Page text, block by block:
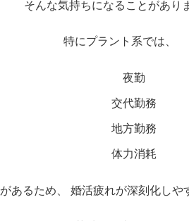
そんな気持ちになることがあり
特にプラント系では、
夜勤
交代勤務
地方勤務
体力消耗
があるため、 婚活疲れが深刻化しや